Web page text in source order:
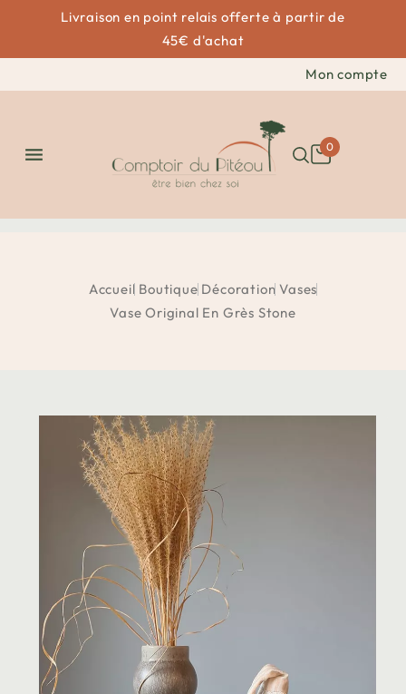
Livraison en point relais offerte à partir de
45€ d'achat
Mon compte
 0
Accueil Boutique Décoration Vases
Vase Original En Grès Stone